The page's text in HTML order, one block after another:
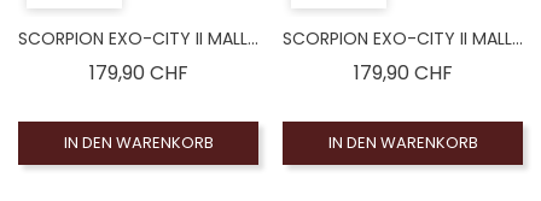
SCORPION EXO-CITY II MALL...
179,90 CHFPreis
IN DEN WARENKORB
SCORPION EXO-CITY II MALL...
179,90 CHFPreis
IN DEN WARENKORB